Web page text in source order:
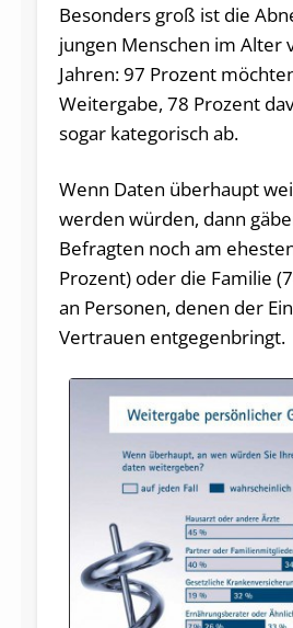
Besonders groß ist die
jungen Menschen im Alter
Jahren: 97 Prozent
Weitergabe, 78 Prozent
sogar kategorisch ab.
Wenn Daten überhaupt
werden würden, dann
Befragten noch am
Prozent) oder die Familie
an Personen, denen der
Vertrauen entgegenbringt.